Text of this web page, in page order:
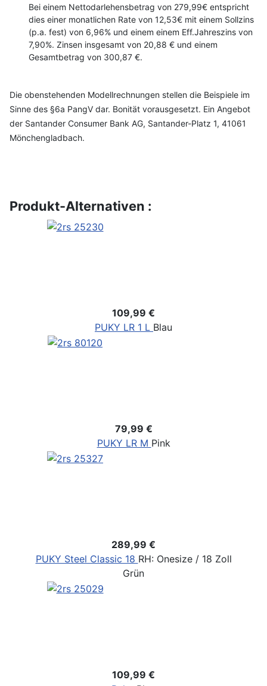
Bei einem Nettodarlehensbetrag von 279,99€ entspricht
dies einer monatlichen Rate von 12,53€ mit einem Sollzins
(p.a. fest) von 6,96% und einem einem Eff.Jahreszins von
7,90%. Zinsen insgesamt von 20,88 € und einem
Gesamtbetrag von 300,87 €.
Die obenstehenden Modellrechnungen stellen die Beispiele im
Sinne des §6a PangV dar. Bonität vorausgesetzt. Ein Angebot
der Santander Consumer Bank AG, Santander-Platz 1, 41061
Mönchengladbach.
Produkt-Alternativen :
109,99 €
PUKY LR 1 L Blau
79,99 €
PUKY LR M Pink
289,99 €
PUKY Steel Classic 18 RH: Onesize / 18 Zoll
Grün
109,99 €